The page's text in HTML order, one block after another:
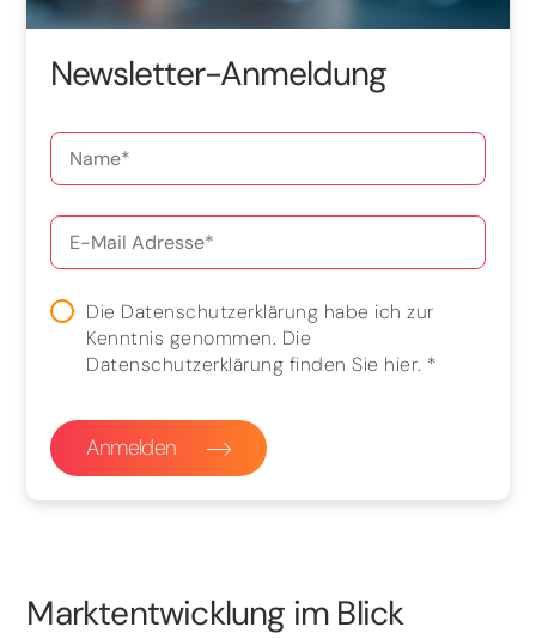
Newsletter-Anmeldung
Die Datenschutzerklärung habe ich zur
Kenntnis genommen. Die
Datenschutzerklärung finden Sie hier. *
Anmelden
Marktentwicklung im Blick